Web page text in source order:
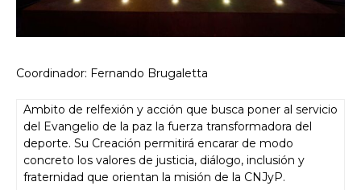
Coordinador: Fernando Brugaletta
Ambito de relfexión y acción que busca poner al servicio
del Evangelio de la paz la fuerza transformadora del
deporte. Su Creación permitirá encarar de modo
concreto los valores de justicia, diálogo, inclusión y
fraternidad que orientan la misión de la CNJyP.